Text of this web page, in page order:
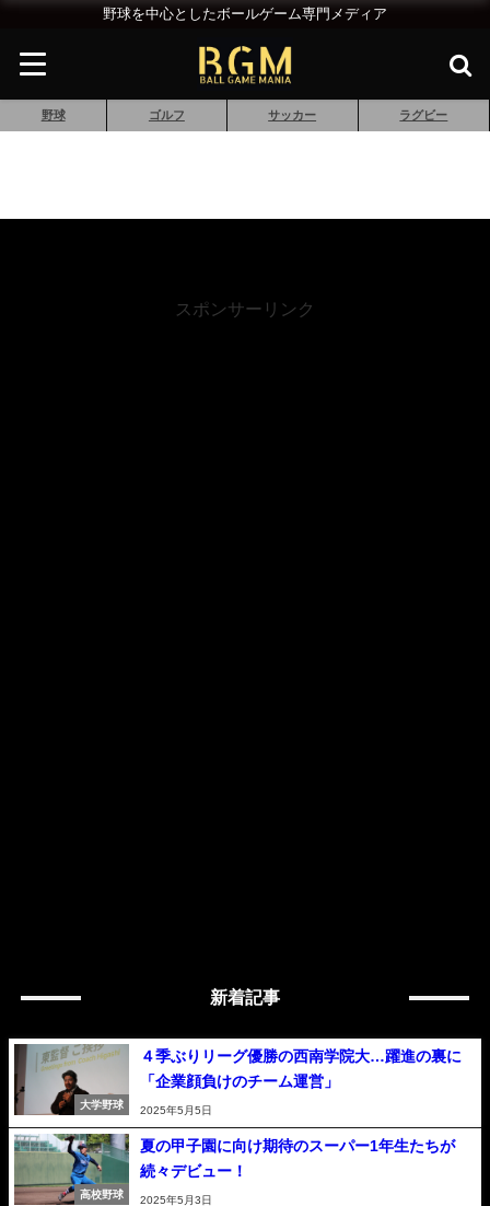
野球を中心としたボールゲーム専門メディア
野球 ゴルフ サッカー ラグビー
スポンサーリンク
新着記事
大学野球
４季ぶりリーグ優勝の西南学院大…躍進の裏に
「企業顔負けのチーム運営」
2025年5月5日
高校野球
夏の甲子園に向け期待のスーパー1年生たちが
続々デビュー！
2025年5月3日